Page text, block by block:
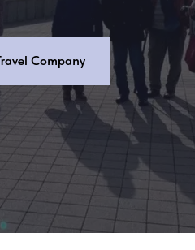
Company